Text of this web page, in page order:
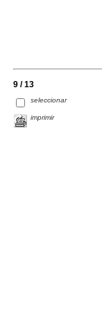
9 / 13
seleccionar
imprimir